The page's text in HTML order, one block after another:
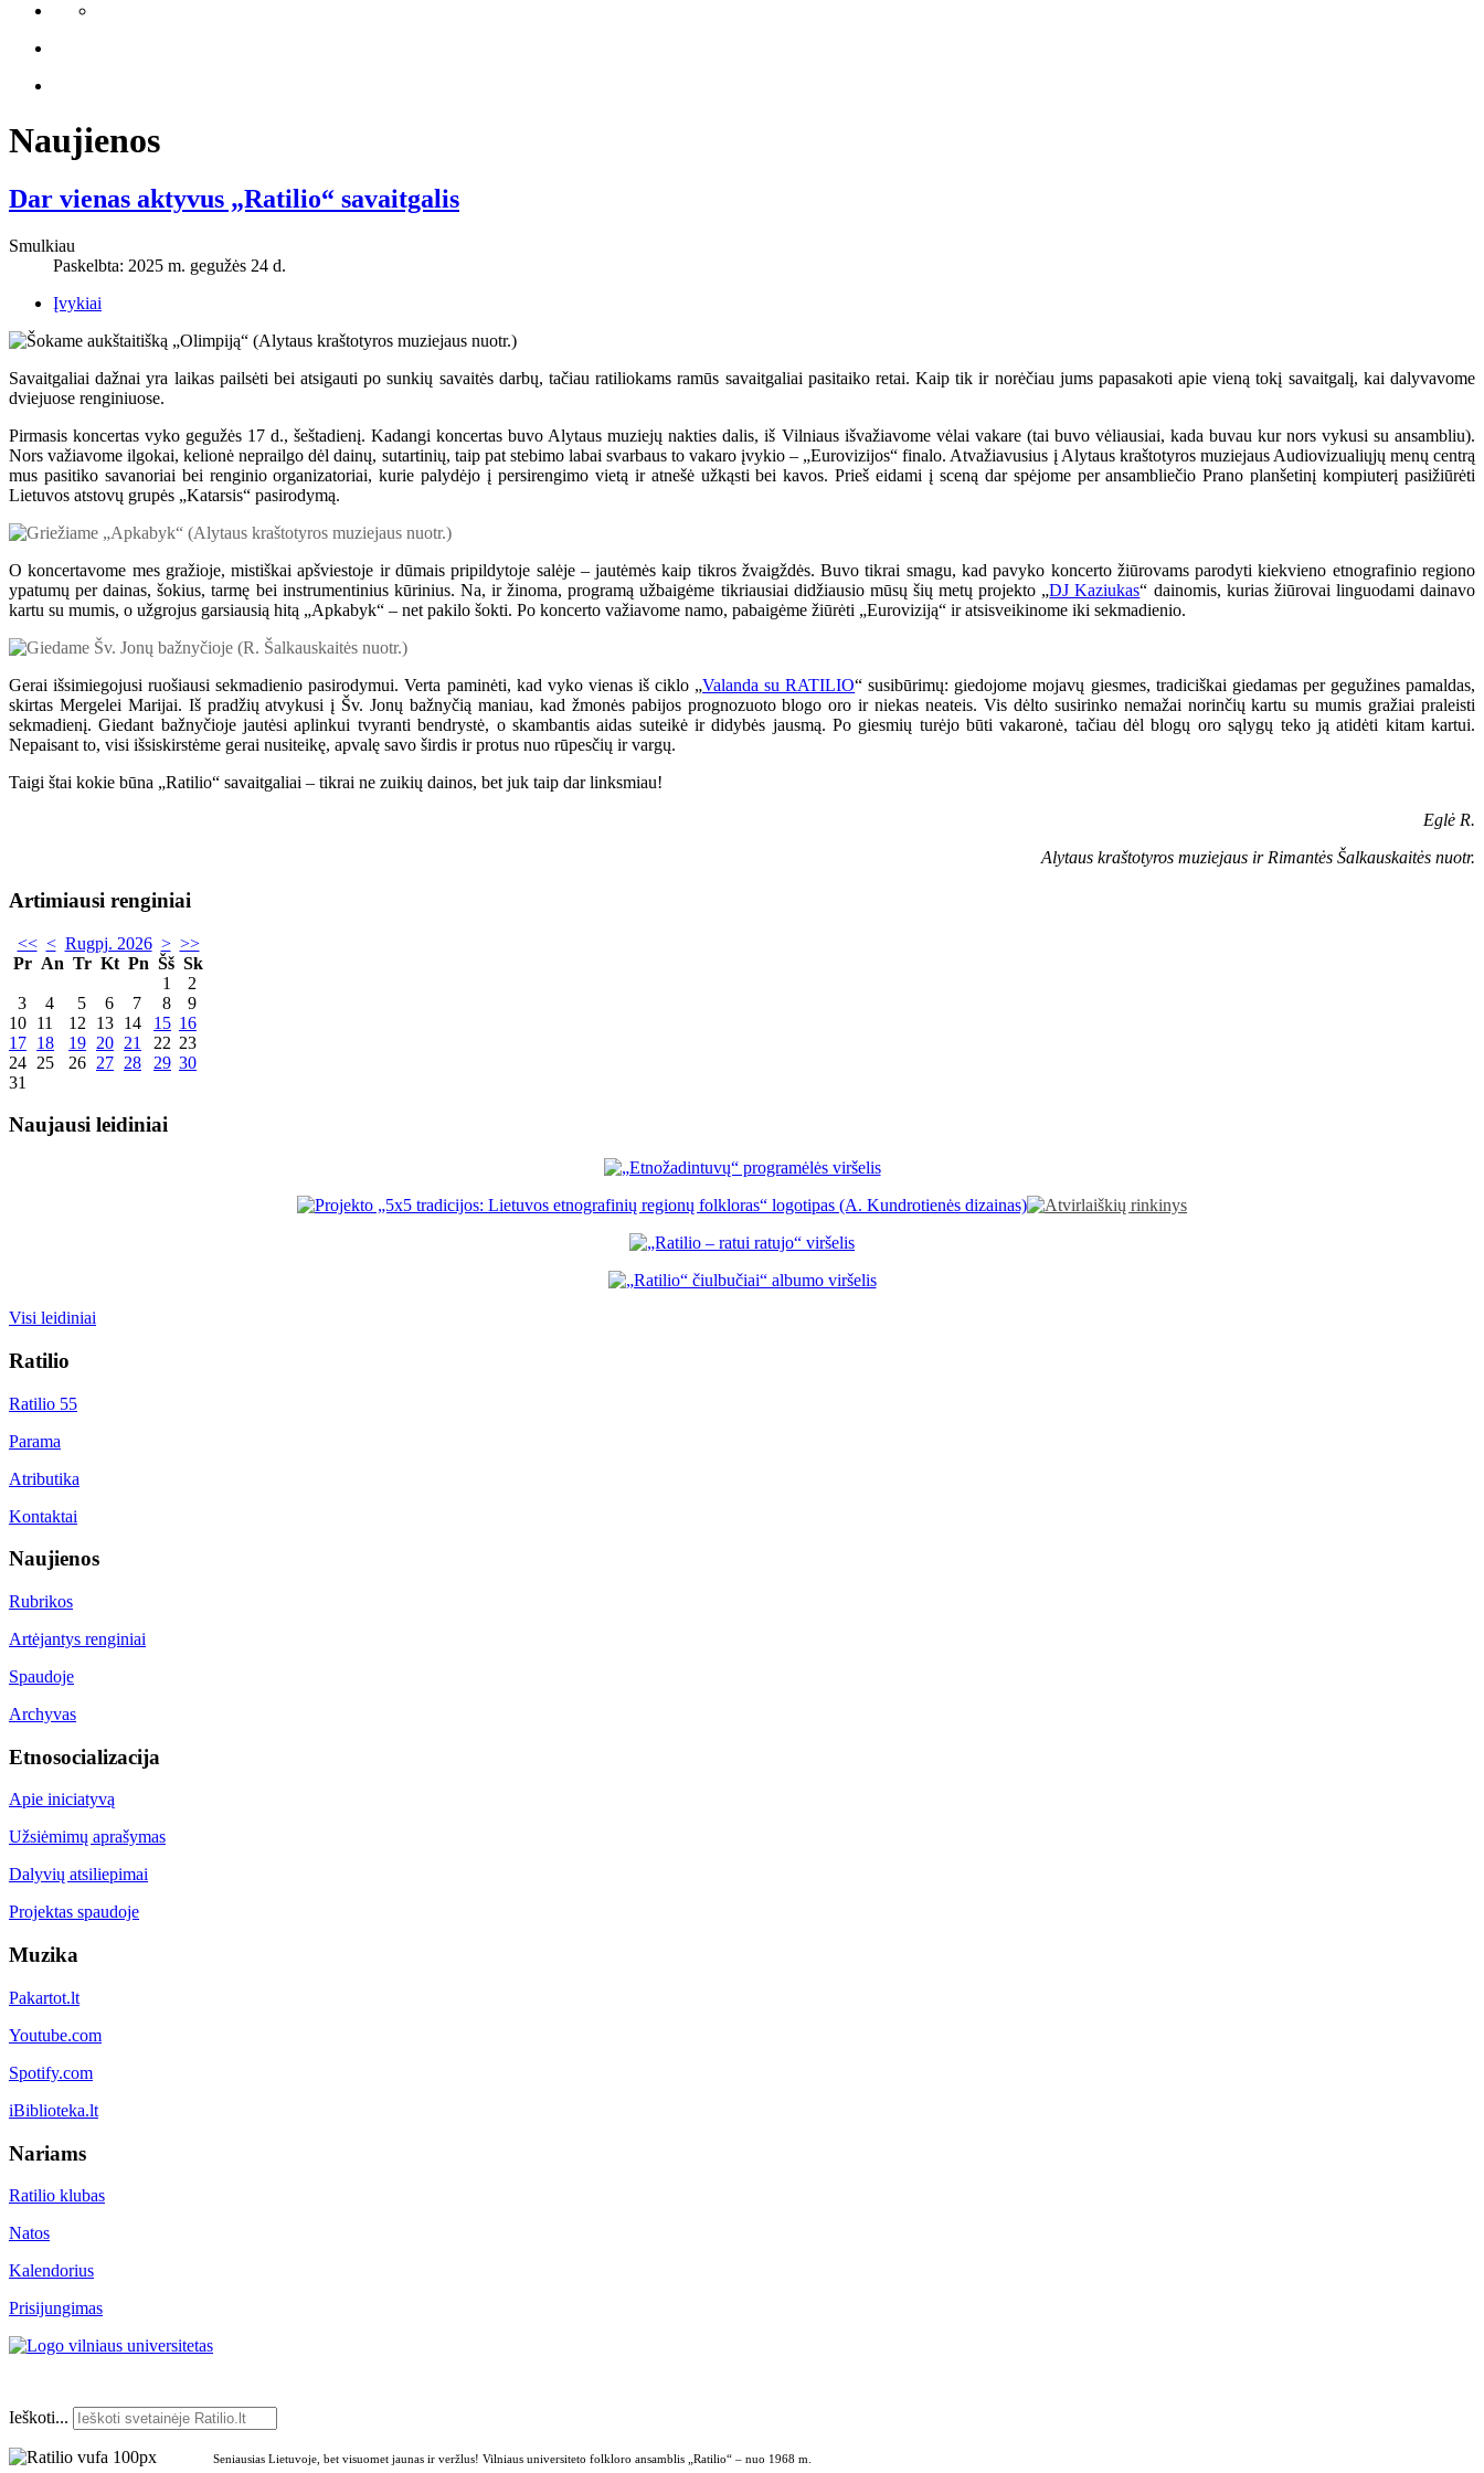
Naujienos
Dar vienas aktyvus „Ratilio“ savaitgalis
Smulkiau
Paskelbta: 2025 m. gegužės 24 d.
Įvykiai
Savaitgaliai dažnai yra laikas pailsėti bei atsigauti po sunkių savaitės darbų, tačiau ratiliokams ramūs savaitgaliai pasitaiko retai. Kaip tik ir norėčiau jums papasakoti apie vieną tokį savaitgalį, kai dalyvavome
dviejuose renginiuose.
Pirmasis koncertas vyko gegužės 17 d., šeštadienį. Kadangi koncertas buvo Alytaus muziejų nakties dalis, iš Vilniaus išvažiavome vėlai vakare (tai buvo vėliausiai, kada buvau kur nors vykusi su ansambliu).
Nors važiavome ilgokai, kelionė neprailgo dėl dainų, sutartinių, taip pat stebimo labai svarbaus to vakaro įvykio – „Eurovizijos“ finalo. Atvažiavusius į Alytaus kraštotyros muziejaus Audiovizualiųjų menų centrą
mus pasitiko savanoriai bei renginio organizatoriai, kurie palydėjo į persirengimo vietą ir atnešė užkąsti bei kavos. Prieš eidami į sceną dar spėjome per ansambliečio Prano planšetinį kompiuterį pasižiūrėti
Lietuvos atstovų grupės „Katarsis“ pasirodymą.
O koncertavome mes gražioje, mistiškai apšviestoje ir dūmais pripildytoje salėje – jautėmės kaip tikros žvaigždės. Buvo tikrai smagu, kad pavyko koncerto žiūrovams parodyti kiekvieno etnografinio regiono
ypatumų per dainas, šokius, tarmę bei instrumentinius kūrinius. Na, ir žinoma, programą užbaigėme tikriausiai didžiausio mūsų šių metų projekto „DJ Kaziukas“ dainomis, kurias žiūrovai linguodami dainavo
kartu su mumis, o užgrojus garsiausią hitą „Apkabyk“ – net pakilo šokti. Po koncerto važiavome namo, pabaigėme žiūrėti „Euroviziją“ ir atsisveikinome iki sekmadienio.
Gerai išsimiegojusi ruošiausi sekmadienio pasirodymui. Verta paminėti, kad vyko vienas iš ciklo „Valanda su RATILIO“ susibūrimų: giedojome mojavų giesmes, tradiciškai giedamas per gegužines pamaldas,
skirtas Mergelei Marijai. Iš pradžių atvykusi į Šv. Jonų bažnyčią maniau, kad žmonės pabijos prognozuoto blogo oro ir niekas neateis. Vis dėlto susirinko nemažai norinčių kartu su mumis gražiai praleisti
sekmadienį. Giedant bažnyčioje jautėsi aplinkui tvyranti bendrystė, o skambantis aidas suteikė ir didybės jausmą. Po giesmių turėjo būti vakaronė, tačiau dėl blogų oro sąlygų teko ją atidėti kitam kartui.
Nepaisant to, visi išsiskirstėme gerai nusiteikę, apvalę savo širdis ir protus nuo rūpesčių ir vargų.
Taigi štai kokie būna „Ratilio“ savaitgaliai – tikrai ne zuikių dainos, bet juk taip dar linksmiau!
Eglė R.
Alytaus kraštotyros muziejaus ir Rimantės Šalkauskaitės nuotr.
Artimiausi renginiai
<< < Rugpj. 2026 > >>
Pr An Tr Kt Pn Šš Sk
1
2
3
4 5 6 7 8
9
10 11 12 13 14 15 16
17 18 19 20 21 22 23
24 25 26 27 28 29 30
31
Naujausi leidiniai
Visi leidiniai
Ratilio
Ratilio 55
Parama
Atributika
Kontaktai
Naujienos
Rubrikos
Artėjantys renginiai
Spaudoje
Archyvas
Etnosocializacija
Apie iniciatyvą
Užsiėmimų aprašymas
Dalyvių atsiliepimai
Projektas spaudoje
Muzika
Pakartot.lt
Youtube.com
Spotify.com
iBiblioteka.lt
Nariams
Ratilio klubas
Natos
Kalendorius
Prisijungimas
Ieškoti...
Seniausias Lietuvoje, bet visuomet jaunas ir veržlus! Vilniaus universiteto folkloro ansamblis „Ratilio“ – nuo 1968 m.